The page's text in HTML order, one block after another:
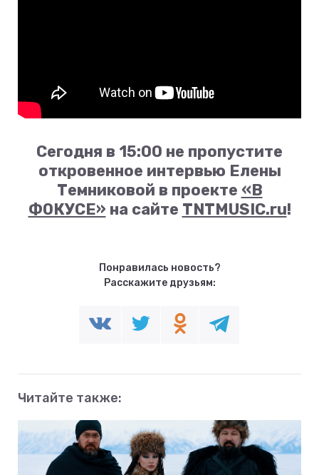
Сегодня в 15:00 не пропустите
откровенное интервью Елены
Темниковой в проекте «В
ФОКУСЕ» на сайте TNTMUSIC.ru!
Понравилась новость?
Расскажите друзьям:
Читайте также: